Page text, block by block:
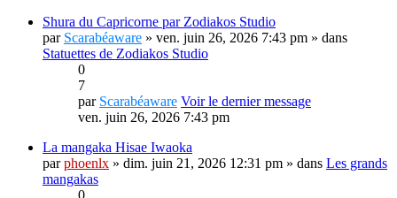
Shura du Capricorne par Zodiakos Studio
par Scarabéaware » ven. juin 26, 2026 7:43 pm » dans
Statuettes de Zodiakos Studio
0
7
par Scarabéaware Voir le dernier message
ven. juin 26, 2026 7:43 pm
La mangaka Hisae Iwaoka
parphoenlx » dim. juin 21, 2026 12:31 pm » dans Les grands
mangakas
0